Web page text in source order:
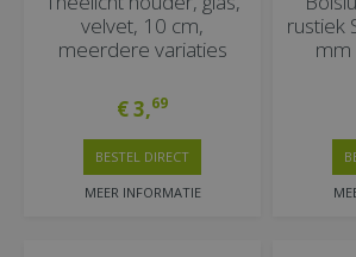
velvet, 10 cm,
meerdere variaties
€3,69
MEER INFORMATIE
BESTEL DIRECT
rustiek
mm